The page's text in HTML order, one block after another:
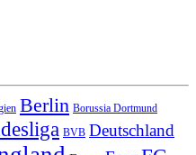
Berlin Borussia Dortmund
BVB Deutschland